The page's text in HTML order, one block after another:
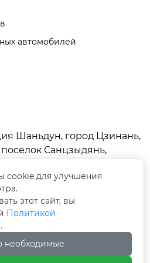
автомобилей
Шаньдун, город Цзинань,
Санцзыдянь,
cookie для улучшения
этот сайт, вы
Политикой
необходимые